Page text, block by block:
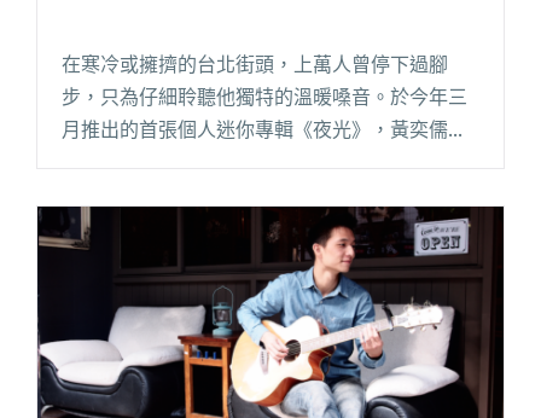
在寒冷或擁擠的台北街頭，上萬人曾停下過腳
步，只為仔細聆聽他獨特的溫暖嗓­音。於今年三
月推出的首張個人迷你專輯《­夜光》，黃奕儒以
位居高處所俯瞰的城市夜景作為創作的靈感，用
離，每一個在光點中所發生的真閱讀全文 "用歌
分享私密心事 城市暖男推新作"